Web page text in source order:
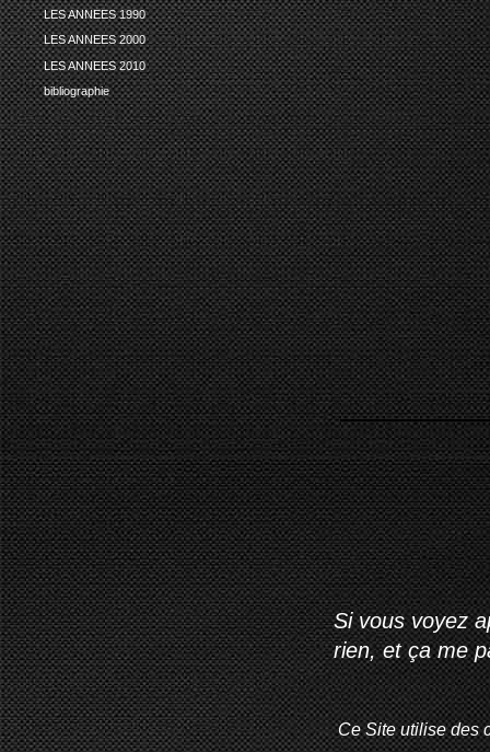
LES ANNEES 1990
LES ANNEES 2000
LES ANNEES 2010
bibliographie
Si vous voyez
rien, et ça me
Ce Site utilise des